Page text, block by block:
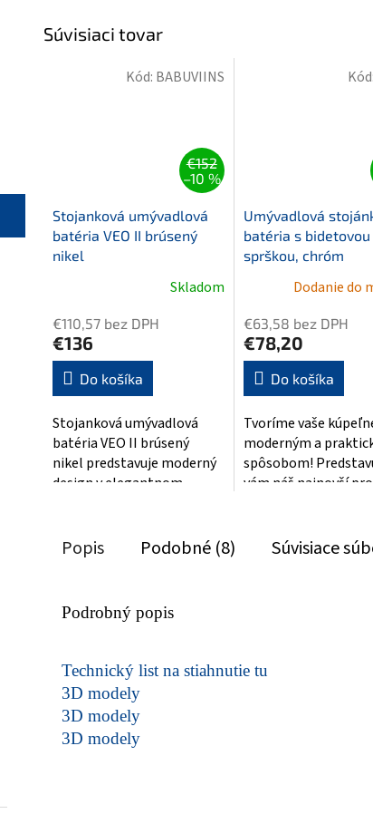
Súvisiaci tovar
€152
–10 %
Stojanková umývadlová
batéria VEO II brúsený
nikel
Skladom
€110,57 bez DPH
€136
Do košíka
Stojanková umývadlová
batéria VEO II brúsený
nikel predstavuje moderný
design v elegantnom
Kód: BABUVIINS
Umývadlová
batéria s bidetovou
sprškou, chróm
Dodanie do
€63,58 bez DPH
€78,20
Do košíka
Tvoríme vaše
moderným a
spôsobom!
vám náš najnovší
Kód:
Popis Podobné (8) Súvisiace
Podrobný popis
Technický list na stiahnutie tu
3D modely
3D modely
3D modely